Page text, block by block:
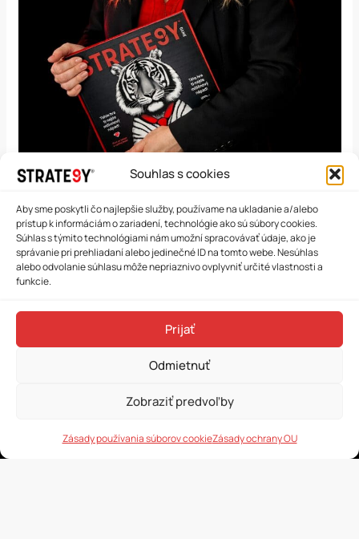
Souhlas s cookies
Aby sme poskytli čo najlepšie služby, používame na ukladanie a/alebo
prístup k informáciám o zariadení, technológie ako sú súbory cookies.
Súhlas s týmito technológiami nám umožní spracovávať údaje, ako je
správanie pri prehliadaní alebo jedinečné ID na tomto webe. Nesúhlas
alebo odvolanie súhlasu môže nepriaznivo ovplyvniť určité vlastnosti a
funkcie.
Prijať
Odmietnuť
Zobraziť predvoľby
Zásady používania súborov cookieZásady ochrany OU
podnikania na skutočný rast.